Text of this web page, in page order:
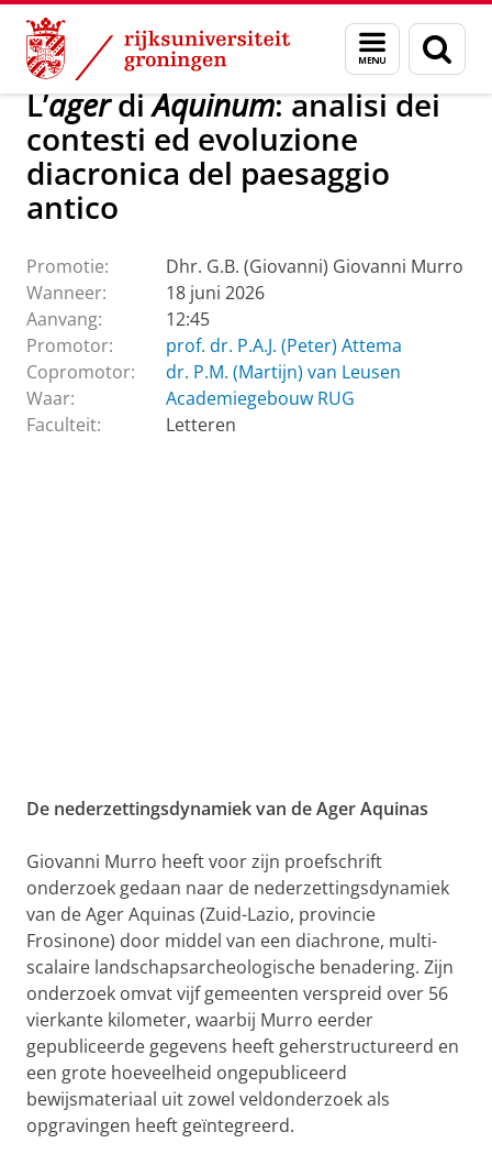
Skip
Content
Skip
Navigation
Menu
en
zoeken
Over ons Actueel Evenementen Promoties
L’agerdiAquinum: analisi dei
contesti ed evoluzione
diacronica del paesaggio
antico
Promotie:
Dhr. G.B. (Giovanni) Giovanni Murro
Wanneer:
18 juni 2026
Aanvang:
12:45
Promotor:
prof. dr. P.A.J. (Peter) Attema
Copromotor:
dr. P.M. (Martijn) van Leusen
Waar:
Academiegebouw RUG
Faculteit:
Letteren
De nederzettingsdynamiek van de Ager Aquinas
Giovanni Murro heeft voor zijn proefschrift
onderzoek gedaan naar de nederzettingsdynamiek
van de Ager Aquinas (Zuid-Lazio, provincie
Frosinone) door middel van een diachrone, multi-
scalaire landschapsarcheologische benadering. Zijn
onderzoek omvat vijf gemeenten verspreid over 56
vierkante kilometer, waarbij Murro eerder
gepubliceerde gegevens heeft geherstructureerd en
een grote hoeveelheid ongepubliceerd
bewijsmateriaal uit zowel veldonderzoek als
opgravingen heeft geïntegreerd.